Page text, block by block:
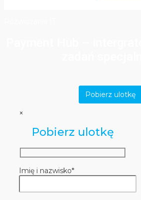
Pobierz ulotkę
×
Pobierz ulotkę
Imię i nazwisko*